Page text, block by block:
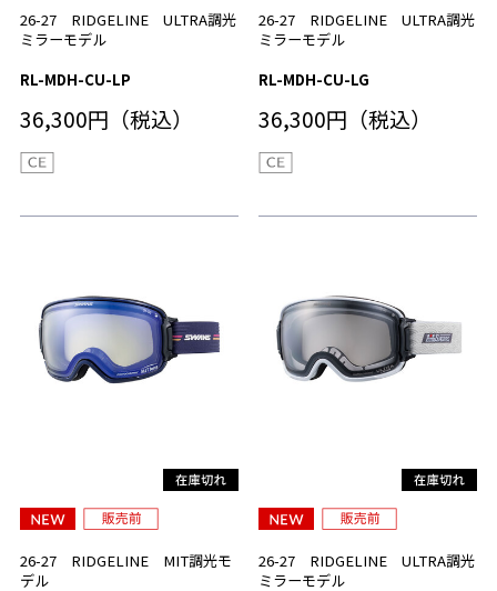
26-27 RIDGELINE ULTRA調光
ミラーモデル
RL-MDH-CU-LP
36,300円（税込）
26-27 RIDGELINE ULTRA調光
ミラーモデル
RL-MDH-CU-LG
36,300円（税込）
26-27 RIDGELINE MIT調光モ
デル
26-27 RIDGELINE ULTRA調光
ミラーモデル